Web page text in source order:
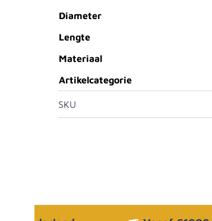
Diameter
Lengte
Materiaal
Artikelcategorie
SKU